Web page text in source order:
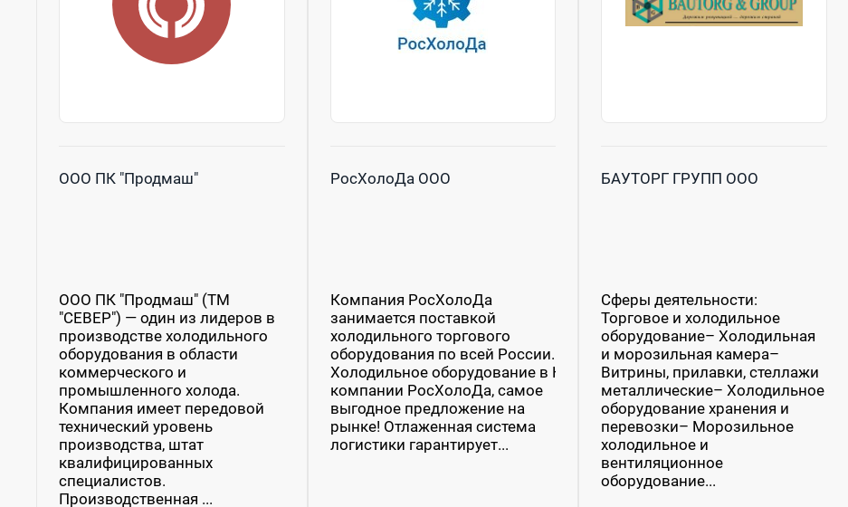
ООО ПК "Продмаш"
ООО ПК "Продмаш" (ТМ
"СЕВЕР") — один из лидеров в
производстве холодильного
оборудования в области
коммерческого и
промышленного холода.
Компания имеет передовой
технический уровень
производства, штат
квалифицированных
специалистов.
Производственная ...
РосХолоДа ООО
Компания РосХолоДа
занимается поставкой
холодильного торгового
оборудования по всей России.
Холодильное оборудование в Новосибирске от
компании РосХолоДа, самое
выгодное предложение на
рынке! Отлаженная система
логистики гарантирует...
БАУТОРГ ГРУПП ООО
Сферы деятельности:
Торговое и холодильное
оборудование– Холодильная
и морозильная камера–
Витрины, прилавки, стеллажи
металлические– Холодильное
оборудование хранения и
перевозки– Морозильное
холодильное и
вентиляционное
оборудование...